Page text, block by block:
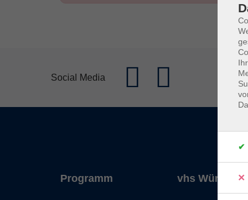
Social Media
Programm vhs Würzburg